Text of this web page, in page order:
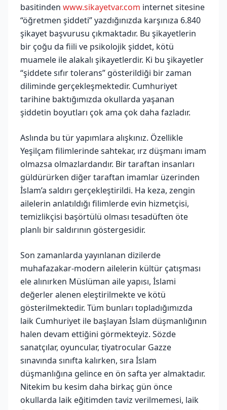
basitinden www.sikayetvar.com internet sitesine
“öğretmen şiddeti” yazdığınızda karşınıza 6.840
şikayet başvurusu çıkmaktadır. Bu şikayetlerin
bir çoğu da fiili ve psikolojik şiddet, kötü
muamele ile alakalı şikayetlerdir. Ki bu şikayetler
“şiddete sıfır tolerans” gösterildiği bir zaman
diliminde gerçekleşmektedir. Cumhuriyet
tarihine baktığımızda okullarda yaşanan
şiddetin boyutları çok ama çok daha fazladır.
Aslında bu tür yapımlara alışkınız. Özellikle
Yeşilçam filimlerinde sahtekar, ırz düşmanı imam
olmazsa olmazlardandır. Bir taraftan insanları
güldürürken diğer taraftan imamlar üzerinden
İslam’a saldırı gerçekleştirildi. Ha keza, zengin
ailelerin anlatıldığı filimlerde evin hizmetçisi,
temizlikçisi başörtülü olması tesadüften öte
planlı bir saldırının göstergesidir.
Son zamanlarda yayınlanan dizilerde
muhafazakar-modern ailelerin kültür çatışması
ele alınırken Müslüman aile yapısı, İslami
değerler alenen eleştirilmekte ve kötü
gösterilmektedir. Tüm bunları topladığımızda
laik Cumhuriyet ile başlayan İslam düşmanlığının
halen devam ettiğini görmekteyiz. Sözde
sanatçılar, oyuncular, tiyatrocular Gazze
sınavında sınıfta kalırken, sıra İslam
düşmanlığına gelince en ön safta yer almaktadır.
Nitekim bu kesim daha birkaç gün önce
okullarda laik eğitimden taviz verilmemesi, laik